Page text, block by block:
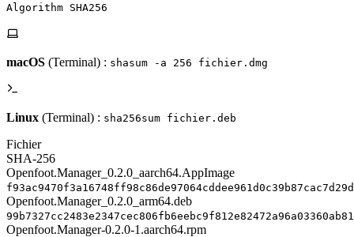
Algorithm SHA256
macOS (Terminal) : shasum -a 256 fichier.dmg
Linux (Terminal) : sha256sum fichier.deb
Fichier
SHA-256
Openfoot.Manager_0.2.0_aarch64.AppImage
Openfoot.Manager_0.2.0_arm64.deb
Openfoot.Manager-0.2.0-1.aarch64.rpm